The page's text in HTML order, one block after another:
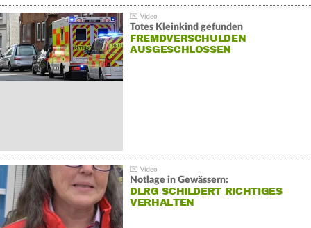
Totes Kleinkind gefunden
FREMDVERSCHULDEN
AUSGESCHLOSSEN
Notlage in Gewässern:
DLRG SCHILDERT RICHTIGES
VERHALTEN